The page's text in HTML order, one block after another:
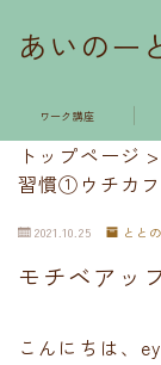
あいのー
ワーク講座
トップページ >
習慣①ウチカフ
2021.10.25 とと
モチベアッ
こんにちは、